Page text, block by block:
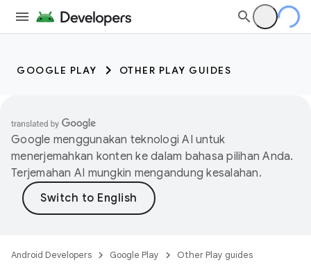
GOOGLE PLAY OTHER PLAY GUIDES
Google menggunakan teknologi AI untuk
menerjemahkan konten ke dalam bahasa pilihan Anda.
Terjemahan AI mungkin mengandung kesalahan.
Android Developers Google Play Other Play guides